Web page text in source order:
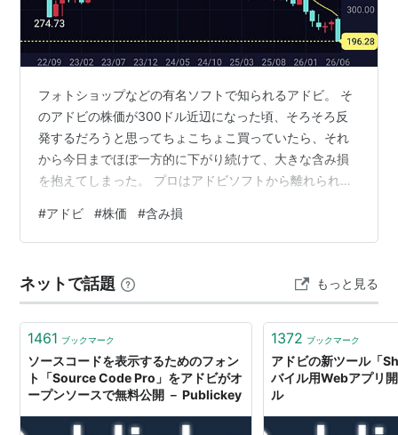
フォトショップなどの有名ソフトで知られるアドビ。 そ
のアドビの株価が300ドル近辺になった頃、そろそろ反
発するだろうと思ってちょこちょこ買っていたら、それ
から今日までほぼ一方的に下がり続けて、大きな含み損
を抱えてしまった。 プロはアドビソフトから離れられな
たが、あまり興味もなく、よく理解していなかった。 ブ
ログを読んでいてAIユーザーの幅が広いところに何か違
プロがアドビから離れられないとか何とかではなく、プ
ロの仕事そのものが減っていく予想なんだなと。 株価が
あの638.25という位置に戻っ…
#アドビ #株価 #含み損
ネットで話題 もっと見る
1461 ブックマーク
ソースコードを表示するためのフォン
ト「Source Code Pro」をアドビがオ
ープンソースで無料公開 － Publickey
1372 ブックマーク
アドビの新ツール「
バイル用Webアプリ
ル